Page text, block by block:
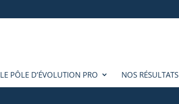
LE PÔLE D’ÉVOLUTION PRO NOS RÉSULTATS